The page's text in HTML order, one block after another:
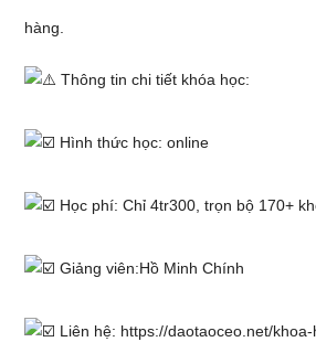
hàng.
Thông tin chi tiết khóa học:
Hình thức học: online
Học phí: Chỉ 4tr300, trọn bộ 170+
Giảng viên:Hồ Minh Chính
Liên hệ: https://daotaoceo.net/